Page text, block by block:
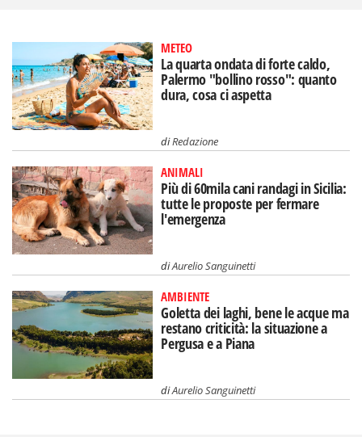
METEO
La quarta ondata di forte caldo,
Palermo "bollino rosso": quanto
dura, cosa ci aspetta
diRedazione
ANIMALI
Più di 60mila cani randagi in Sicilia:
tutte le proposte per fermare
l'emergenza
diAurelio Sanguinetti
AMBIENTE
Goletta dei laghi, bene le acque ma
restano criticità: la situazione a
Pergusa e a Piana
diAurelio Sanguinetti